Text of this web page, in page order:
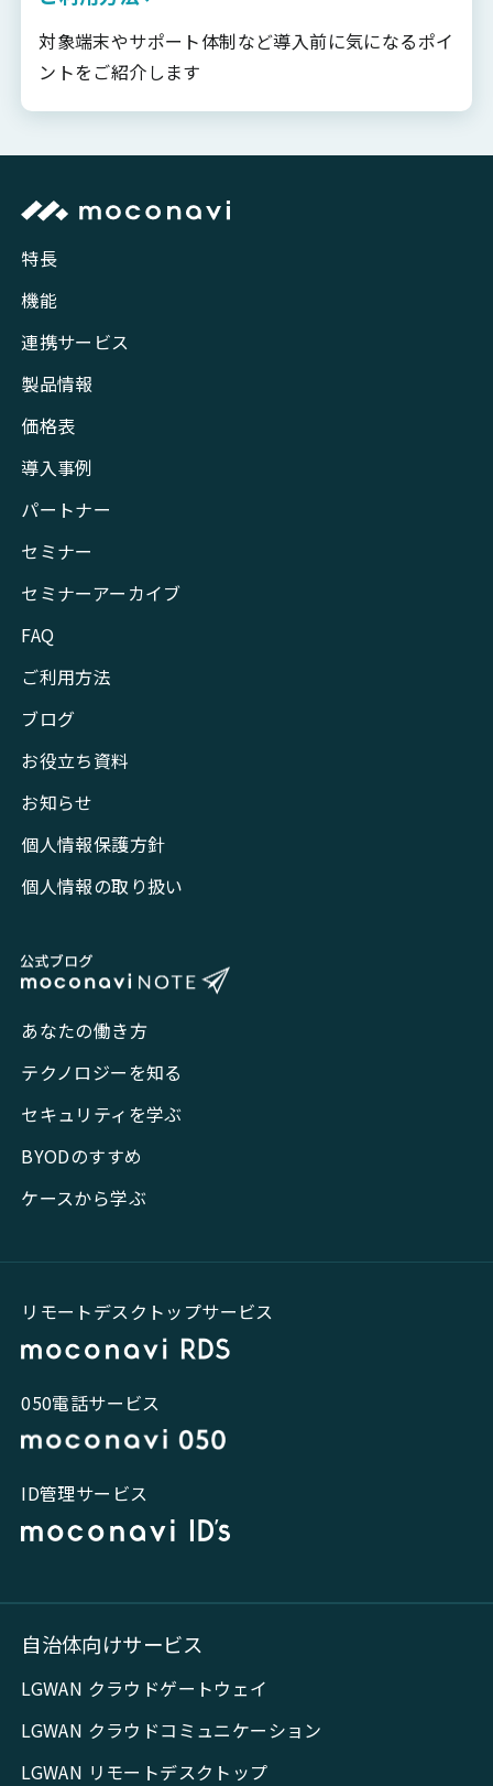
対象端末やサポート体制など導入前に気になるポイ
ントをご紹介します
特長
機能
連携サービス
製品情報
価格表
導入事例
パートナー
セミナー
セミナーアーカイブ
FAQ
ご利用方法
ブログ
お役立ち資料
お知らせ
個人情報保護方針
個人情報の取り扱い
あなたの働き方
テクノロジーを知る
セキュリティを学ぶ
BYODのすすめ
ケースから学ぶ
リモートデスクトップサービス
050電話サービス
ID管理サービス
自治体向けサービス
LGWAN クラウドゲートウェイ
LGWAN クラウドコミュニケーション
LGWAN リモートデスクトップ